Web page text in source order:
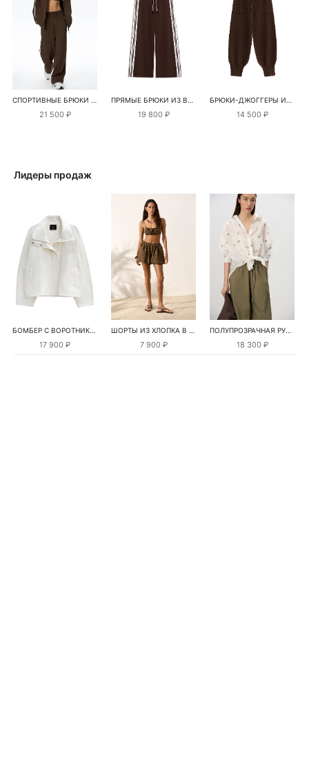
СПОРТИВНЫЕ БРЮКИ С ЛАМПАСОМ
21 500 ₽
ПРЯМЫЕ БРЮКИ ИЗ ВИСКОЗЫ С ЛАМПАСАМИ
19 800 ₽
БРЮКИ-ДЖОГГЕРЫ ИЗ ХЛОПКА
14 500 ₽
Лидеры продаж
БОМБЕР С ВОРОТНИКОМ-СТОЙКОЙ
17 900 ₽
ШОРТЫ ИЗ ХЛОПКА В КЛЕТКУ
7 900 ₽
ПОЛУПРОЗРАЧНАЯ РУБАШКА С РОМАШКАМИ
18 300 ₽